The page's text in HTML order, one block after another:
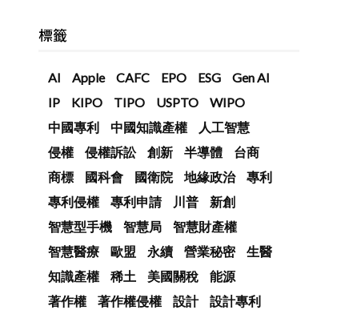
標籤
AI Apple CAFC EPO ESG
Gen AI
IP
KIPO TIPO USPTO
WIPO
中國專利
中國知識產權
人工智慧
侵權
侵權訴訟 創新 半導體
台商
商標
國科會 國衛院 地緣政治
專利
專利侵權
專利申請 川普
新創
智慧型手機
智慧局
智慧財產權
智慧醫療
歐盟 永續 營業秘密
生醫
知識產權
稀土 美國關稅
能源
著作權
著作權侵權 設計
設計專利